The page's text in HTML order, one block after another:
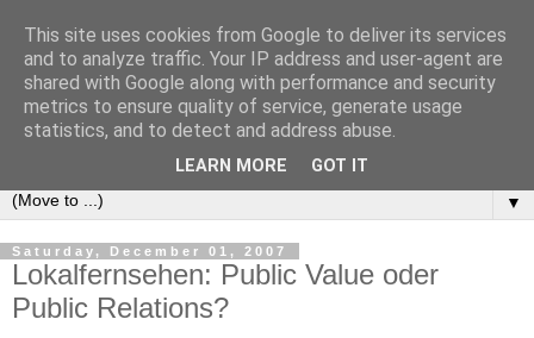
e-comm
Blog zum österreichischen und europäischen Recht der
elektronischen Kommunikationsnetze und -dienste
▼
Saturday, December 01, 2007
Lokalfernsehen: Public Value oder
Public Relations?
This site uses cookies from Google to deliver its services
and to analyze traffic. Your IP address and user-agent are
shared with Google along with performance and security
metrics to ensure quality of service, generate usage
statistics, and to detect and address abuse.
LEARN MORE GOT IT